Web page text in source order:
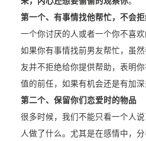
第一个、有事情找他帮忙，不会
一个你讨厌的人或者一个你不喜
如果你有事情找前男友帮忙，虽
友并不拒绝给你提供帮助，表明
值的前任，如果有机会还是有加深
第二个、保留你们恋爱时的物品
很多时候，我们不能只看一个人
人做了什么。尤其是在感情中，